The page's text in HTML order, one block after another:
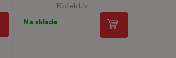
Kolektív
Na sklade